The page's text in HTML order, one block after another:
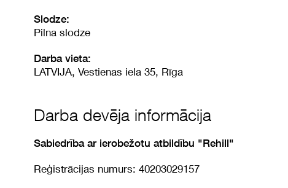
Slodze:
Pilna slodze
Darba vieta:
LATVIJA, Vestienas iela 35, Rīga
Darba devēja informācija
Sabiedrība ar ierobežotu atbildību "Rehill"
Reģistrācijas numurs: 40203029157